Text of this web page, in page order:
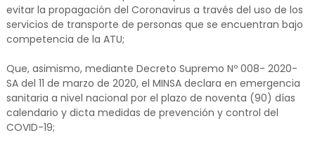
evitar la propagación del Coronavirus a través del uso de los
servicios de transporte de personas que se encuentran bajo
competencia de la ATU;
Que, asimismo, mediante Decreto Supremo Nº 008- 2020-
SA del 11 de marzo de 2020, el MINSA declara en emergencia
sanitaria a nivel nacional por el plazo de noventa (90) días
calendario y dicta medidas de prevención y control del
COVID-19;